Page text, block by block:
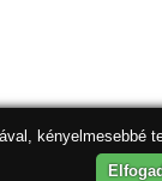
kényelmesebbé